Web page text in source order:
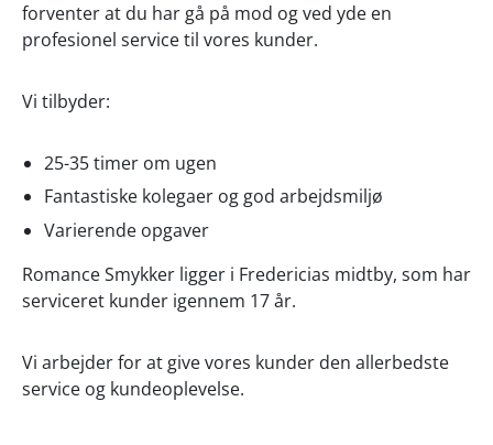
forventer at du har gå på mod og ved yde en
profesionel service til vores kunder.
Vi tilbyder:
25-35 timer om ugen
Fantastiske kolegaer og god arbejdsmiljø
Varierende opgaver
Romance Smykker ligger i Fredericias midtby, som har
serviceret kunder igennem 17 år.
Vi arbejder for at give vores kunder den allerbedste
service og kundeoplevelse.